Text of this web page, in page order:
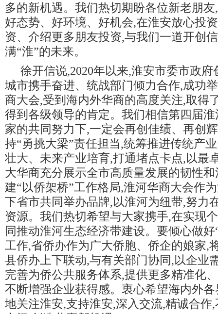
多的新机遇。我们热切期盼各位新老朋
好态势、好环境、好机会,在淮安放心投
资、介绍更多朋友投资,与我们一道开创
满“淮”的未来。
徐开信说,2020年以来,淮安市委市政
城市携手奋进、统战部门倾力合作,成功
商大会,受到海内外华商的高度关注,取得
得到各级领导的肯定。我们相信第四届
家的共同努力下,一定会再创佳绩、再创
持“勇挑大梁”责任担当,统筹推进传统产
壮大、未来产业培育,打通堵点卡点,以最
大华商充分展示全市高质量发展的韧性
建“以侨架桥”工作格局,淮河华商大会作
下省市共同举办品牌,以淮河为纽带,努力
资源。我们热切希望与大家携手,在实现
同推动淮河生态经济带建设。要倾心做
工作,省侨办作为广大侨胞、侨企的娘家,
县侨办上下联动,与有关部门协同,以企业
完善为侨公共服务体系,提供更多精准化
不断增强企业获得感。衷心希望海内外
地关注淮安,支持淮安,深入交流,精诚合作